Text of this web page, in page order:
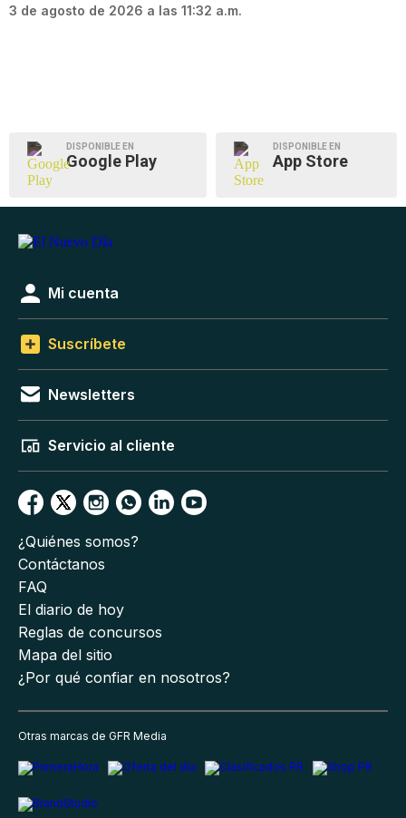
3 de agosto de 2026 a las 11:32 a.m.
DISPONIBLE EN
Google Play
DISPONIBLE EN
App Store
Mi cuenta
Suscríbete
Newsletters
Servicio al cliente
¿Quiénes somos?
Contáctanos
FAQ
El diario de hoy
Reglas de concursos
Mapa del sitio
¿Por qué confiar en nosotros?
Otras marcas de GFR Media